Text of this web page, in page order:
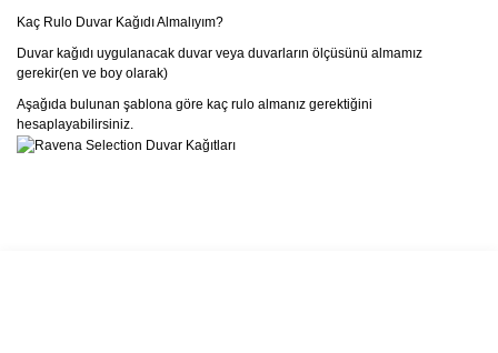
Kaç Rulo Duvar Kağıdı Almalıyım?
Duvar kağıdı uygulanacak duvar veya duvarların ölçüsünü almamız
gerekir(en ve boy olarak)
Aşağıda bulunan şablona göre kaç rulo almanız gerektiğini
hesaplayabilirsiniz.